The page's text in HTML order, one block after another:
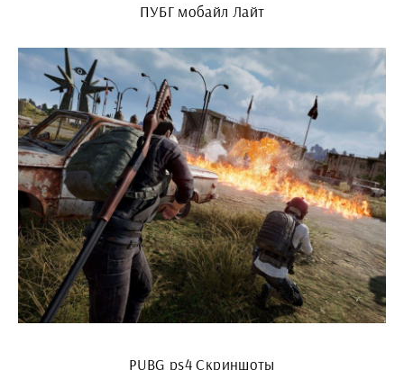
ПУБГ мобайл Лайт
PUBG ps4 Скриншоты